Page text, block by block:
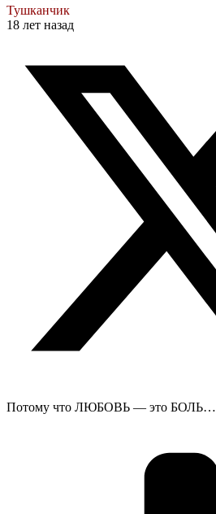
Тушканчик
18 лет назад
Потому что ЛЮБОВЬ — это БОЛЬ…